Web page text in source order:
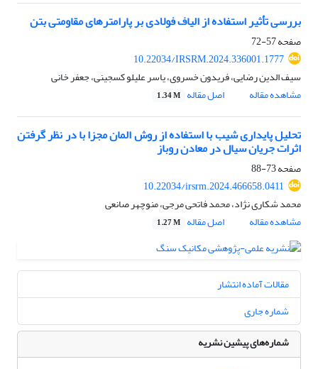
بررسی تأثیر استفاده از الیاف فولادی بر پارامترهای مقاومتی بتن
صفحه57-72
10.22034/IRSRM.2024.336001.1777
سیف الدین رضایی، فریدون خسروی، یاسر علیلو کسجینی، جعفر خانی
مشاهده مقاله
اصل مقاله 1.34 M
تحلیل پایداری شیب با استفاده از روش المان مجزا با در نظر گرفتن
اثرات جریان سیال در معادن روباز
صفحه73-88
10.22034/irsrm.2024.466658.0411
محمد شکاری نژاد، محمد فاتحی مرجی، منوچهر صانعی
مشاهده مقاله
اصل مقاله 1.27 M
مقالات آماده انتشار
شماره جاری
شماره‌های پیشین نشریه